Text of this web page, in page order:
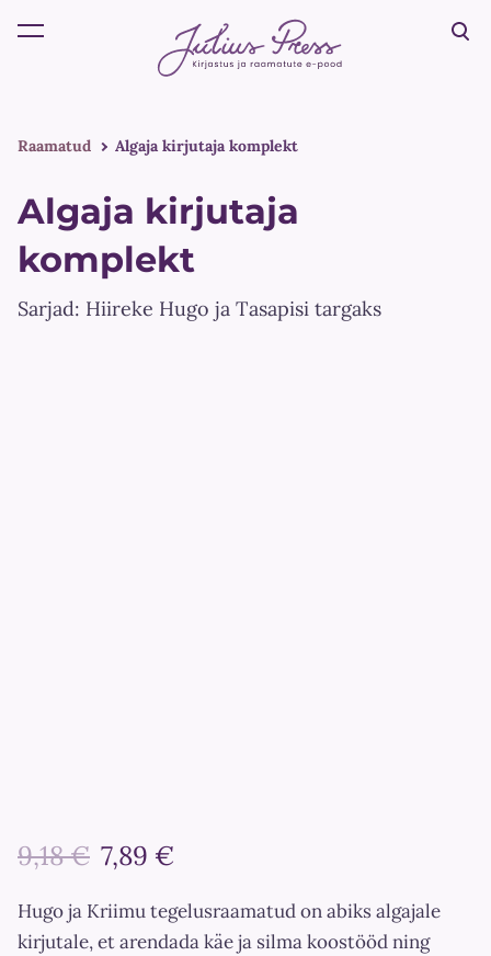
lisati ostukorvi. Vaata ostukorvi
Raamatud Algaja kirjutaja komplekt
Algaja kirjutaja
komplekt
Sarjad: Hiireke Hugo ja Tasapisi targaks
9,18 € 7,89 €
Hugo ja Kriimu tegelusraamatud on abiks algajale
kirjutale, et arendada käe ja silma koostööd ning